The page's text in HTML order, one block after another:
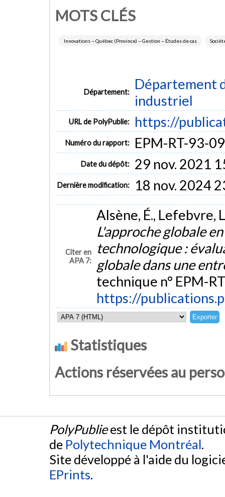
MOTS CLÉS
Innovations -- Québec (Province) -- Gestion -- Études de cas
Département:
Département
industriel
URL de PolyPublie: https://
Numéro du rapport: EPM-RT-93-09
Date du dépôt: 29 nov. 2021
Dernière modification: 18 nov. 2024
Citer en
APA 7:
Alsène, É., Lefebvre,
L'approche globale
technologique :
globale dans une
technique n° EPM-
https://
Statistiques
Actions réservées au
PolyPublieest le dépôt
de Polytechnique Montréal.
Site développé à l'aide du
EPrints.